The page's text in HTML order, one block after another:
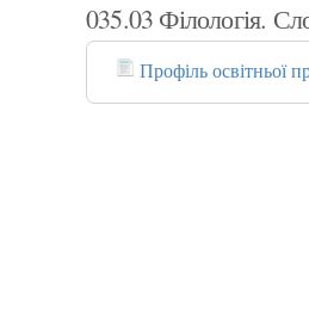
035.03 Філологія.
Профіль освітньої